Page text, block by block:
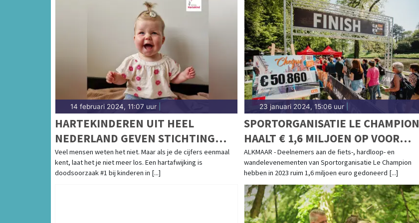
14 februari 2024, 11:07 uur
HARTEKINDEREN UIT HEEL
NEDERLAND GEVEN STICHTING
HARTEKIND EEN GEZICHT
Veel mensen weten het niet. Maar als je de cijfers eenmaal
kent, laat het je niet meer los. Een hartafwijking is
doodsoorzaak #1 bij kinderen in [...]
23 januari 2024, 15:06 uur|
SPORTORGANISATIE LE CHAMPION
HAALT € 1,6 MILJOEN OP VOOR
GOEDE DOELEN
ALKMAAR - Deelnemers aan de fiets-, hardloop- en
wandelevenementen van Sportorganisatie Le Champion
hebben in 2023 ruim 1,6 miljoen euro gedoneerd [...]